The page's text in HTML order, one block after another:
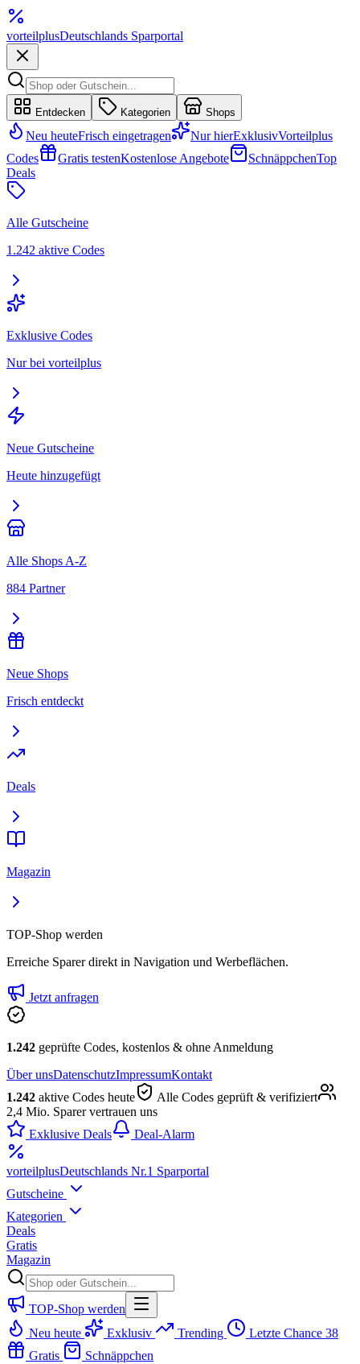
vorteilplusDeutschlands Sparportal
Entdecken Kategorien Shops
Neu heuteFrisch eingetragen Nur hierExklusivVorteilplus
Codes
Gratis testenKostenlose Angebote SchnäppchenTop
Deals
Alle Gutscheine
1.242 aktive Codes
Exklusive Codes
Nur bei vorteilplus
Neue Gutscheine
Heute hinzugefügt
Alle Shops A-Z
884 Partner
Neue Shops
Frisch entdeckt
Deals
Magazin
TOP-Shop werden
Erreiche Sparer direkt in Navigation und Werbeflächen.
Jetzt anfragen
1.242 geprüfte Codes, kostenlos & ohne Anmeldung
Über unsDatenschutzImpressumKontakt
1.242 aktive Codes heute
Alle Codes geprüft & verifiziert
2,4 Mio. Sparer vertrauen uns
Exklusive Deals
Deal-Alarm
vorteilplusDeutschlands Nr.1 Sparportal
Gutscheine
Kategorien
Deals
Gratis
Magazin
TOP-Shop werden
Neu heute
Exklusiv Trending Letzte Chance 38
Gratis
Schnäppchen